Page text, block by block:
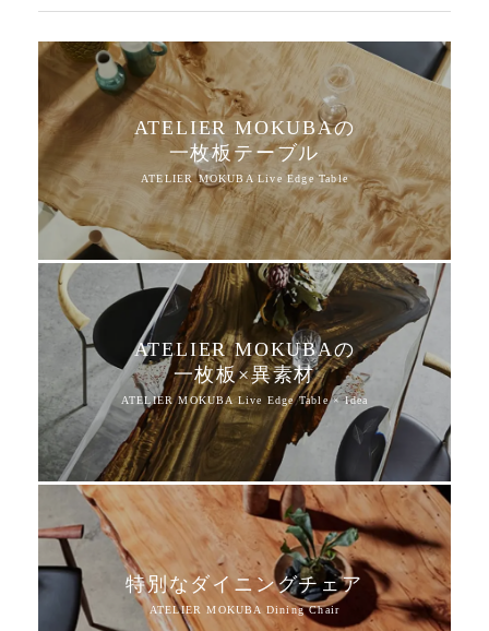
ATELIER MOKUBAの
一枚板テーブル
ATELIER MOKUBAの
一枚板×異素材
特別なダイニングチェア